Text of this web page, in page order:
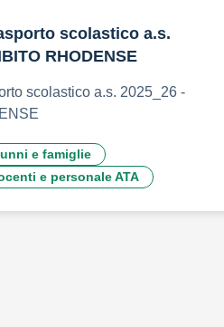
scolastico a.s.
RHODENSE
scolastico a.s. 2025_26 -
e famiglie
e personale ATA